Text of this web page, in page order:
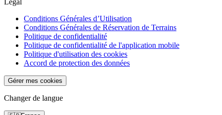
Légal
Conditions Générales d’Utilisation
Conditions Générales de Réservation de Terrains
Politique de confidentialité
Politique de confidentialité de l'application mobile
Politique d'utilisation des cookies
Accord de protection des données
Gérer mes cookies
Changer de langue